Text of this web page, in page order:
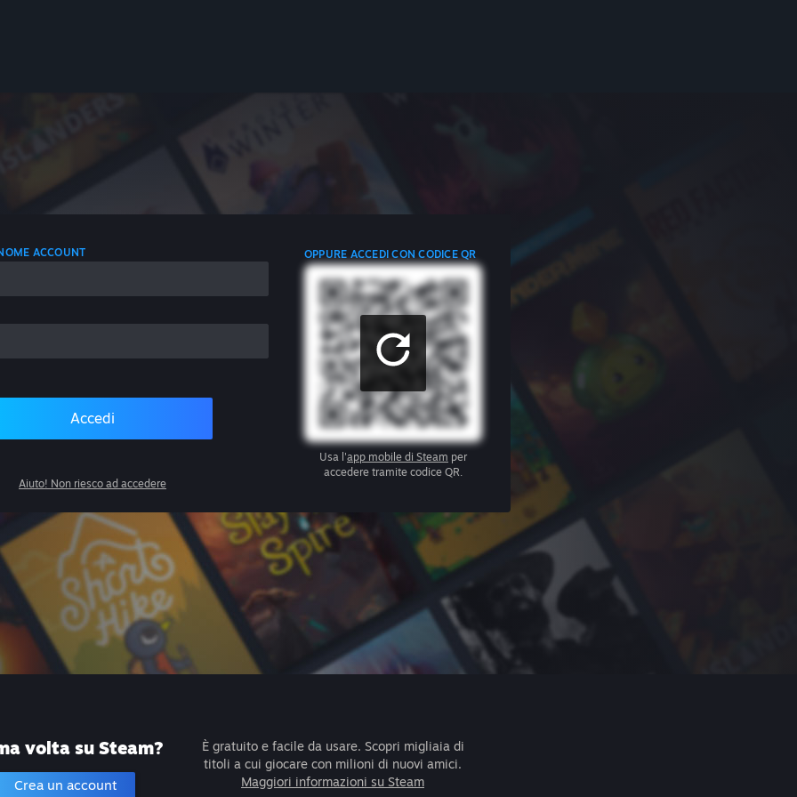
ACCOUNT
Accedi
Aiuto! Non riesco ad accedere
OPPURE ACCEDI CON CODICE QR
Usa l'app mobile di Steam per
accedere tramite codice QR.
volta su Steam?
Crea un account
È gratuito e facile da usare. Scopri migliaia di
titoli a cui giocare con milioni di nuovi amici.
Maggiori informazioni su Steam